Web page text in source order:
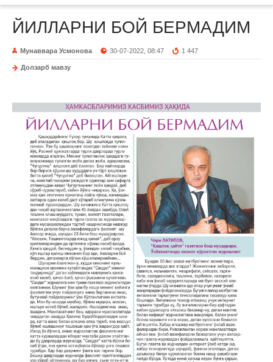
ЙИЛЛАРНИ БОЙ БЕРМАДИМ
Мунаввара Усмонова 30-07-2022, 08:47 1 447
Долзарб мавзу